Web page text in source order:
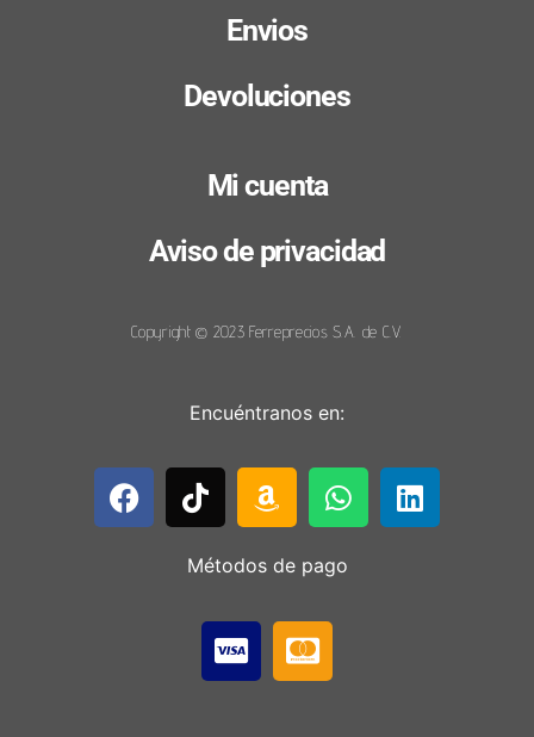
Envios
Devoluciones
Mi cuenta
Aviso de privacidad
Copyright © 2023 Ferreprecios S.A. de C.V.
Encuéntranos en:
Métodos de pago